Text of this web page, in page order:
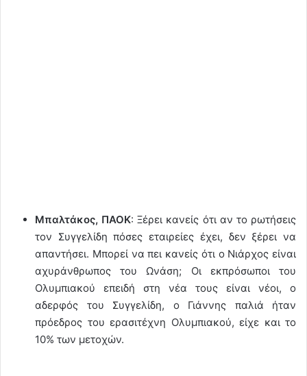
Μπαλτάκος, ΠΑΟΚ: Ξέρει κανείς ότι αν το ρωτήσεις
τον Συγγελίδη πόσες εταιρείες έχει, δεν ξέρει να
απαντήσει. Μπορεί να πει κανείς ότι ο Νιάρχος είναι
αχυράνθρωπος του Ωνάση; Οι εκπρόσωποι του
Ολυμπιακού επειδή στη νέα τους είναι νέοι, ο
αδερφός του Συγγελίδη, ο Γιάννης παλιά ήταν
πρόεδρος του ερασιτέχνη Ολυμπιακού, είχε και το
10% των μετοχών.